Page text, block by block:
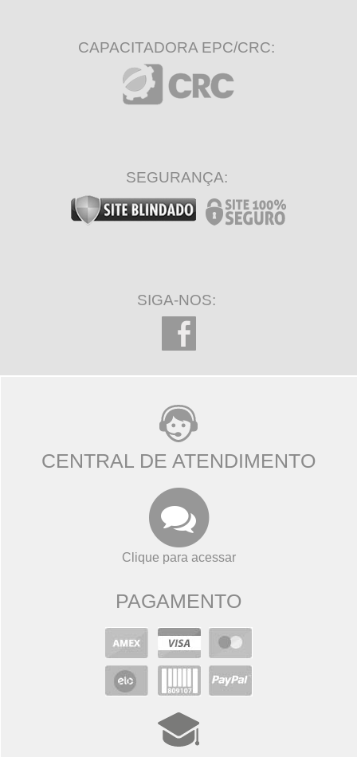
CAPACITADORA EPC/CRC:
SEGURANÇA:
SIGA-NOS:
CENTRAL DE ATENDIMENTO
Clique para acessar
PAGAMENTO